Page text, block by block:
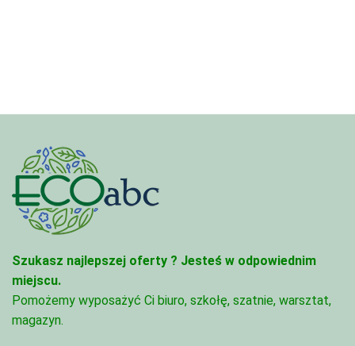
Szukasz najlepszej oferty ? Jesteś w odpowiednim
miejscu.
Pomożemy wyposażyć Ci biuro, szkołę, szatnie, warsztat,
magazyn.